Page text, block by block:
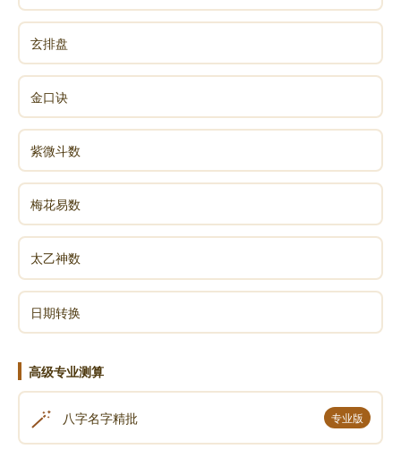
公开了吧!
声明：部分内容来于网络，如有侵权，请联系我们删除！以上内容，并
玄排盘
金口诀
紫微斗数
梅花易数
太乙神数
日期转换
高级专业测算
🪄 八字名字精批 专业版